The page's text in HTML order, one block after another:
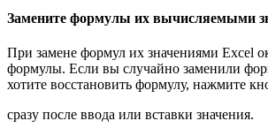
Замените формулы их вычисляемыми
При замене формул их значениями Excel
формулы. Если вы случайно заменили
хотите восстановить формулу, нажмите
сразу после ввода или вставки значения.